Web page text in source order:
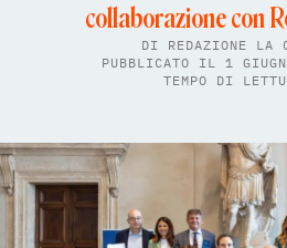
collaborazione con
DI REDAZIONE LA
PUBBLICATO IL 1
TEMPO DI